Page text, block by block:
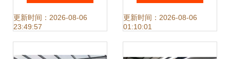
展开面积计算详解
更新时间：2026-08-06
23:49:57
构件加工的领军者
更新时间：2026-08-06
01:10:01